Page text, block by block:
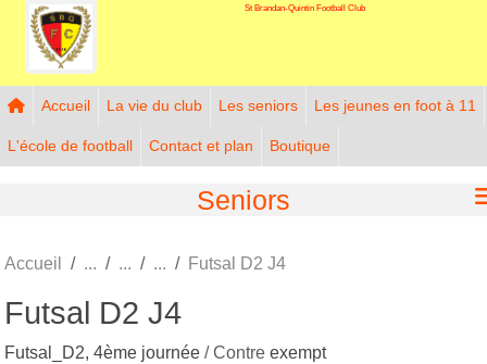
St Brandan-Quintin Football Club
Accueil La vie du club Les seniors Les jeunes en foot à 11
L'école de football Contact et plan Boutique
Seniors
Accueil Futsal D2 J4
Futsal D2 J4
Futsal_D2, 4ème journée / Contre exempt
Panneau de gestion des cookies